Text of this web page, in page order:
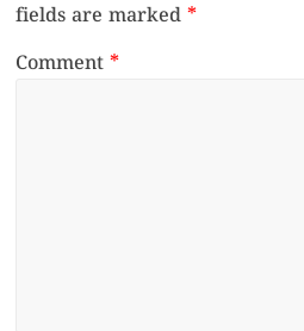
fields are marked*
Comment*